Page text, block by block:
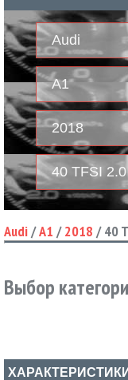
Audi/A1 /2018 /40
Выбор
ХАРАКТЕРИСТИКИ